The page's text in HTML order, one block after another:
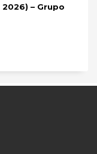
– Grupo